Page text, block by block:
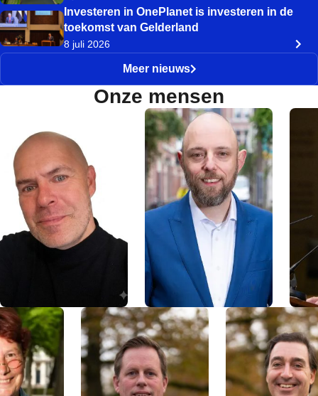
Investeren in OnePlanet is investeren in de
toekomst van Gelderland
8 juli 2026
Meer nieuws
Onze mensen